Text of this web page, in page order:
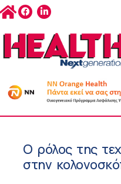
Ο ρόλος της
στην